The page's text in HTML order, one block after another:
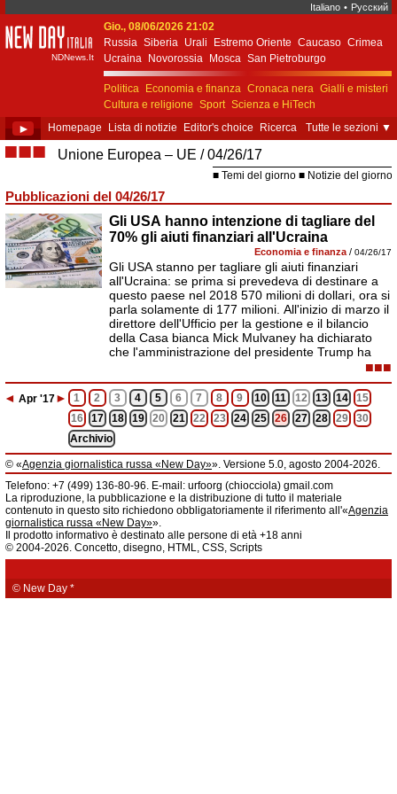
Italiano • Русский
New Day Italia
NDNews.It
Gio., 08/06/2026 21:02
Russia Siberia Urali Estremo Oriente Caucaso Crimea
Ucraina
Novorossia Mosca San Pietroburgo
Ekaterinburgo Kiev Simferopol
Sebastopoli
Politica
Economia e finanza Cronaca nera Gialli e misteri
Cultura e religione Sport Scienza e HiTech
Costume e società
Unione Europea
► Homepage Lista di notizie Editor's choice Ricerca Tutte le sezioni ▼
■■■ Unione Europea – UE 04/26/17
Temi del giorno Notizie del giorno
Pubblicazioni del 04/26/17
Gli USA hanno intenzione di tagliare del
70% gli aiuti finanziari all'Ucraina
Economia e finanza / 04/26/17
Gli USA stanno per tagliare gli aiuti finanziari
all'Ucraina: se prima si prevedeva di destinare a
questo paese nel 2018 570 milioni di dollari, ora si
parla solamente di 177 milioni. All'inizio di marzo il
direttore dell'Ufficio per la gestione e il bilancio
della Casa bianca Mick Mulvaney ha dichiarato
che l'amministrazione del presidente Trump ha
■■■
◄ Apr '17► 1 2 3 4 5 6 7 8 9 10 11 12 13 14
15
16
17 18 19 20 21 22 23 24 25 26 27 28 29
30
Archivio
© «Agenzia giornalistica russa «New Day»». Versione 5.0, agosto 2004-2026.
Informazioni
Agenzia giornalistica russa «New Day» registrata dal Servizio federale di
telecomunicazioni, tecnologie informatiche e mass media della Federazione
Russa. Certificato di registrazione dei mass media: EL № FS 77 - 61044 del 5
marzo 2015.
Fondatore: «New Day» S.r.l., indirizzo di redazione: 620014, città di
Ekaterinburgo, via Radišev, pal.6, scala «А», uff. 1104.
fornisce informazioni.
Telefono: +7 (499) 136-80-96. E-mail: urfoorg (chiocciola) gmail.com
La riproduzione, la pubblicazione e la distribuzione di tutto il materiale
contenuto in questo sito richiedono obbligatoriamente il riferimento all'«Agenzia
giornalistica russa «New Day»».
Il prodotto informativo è destinato alle persone di età +18 anni
© 2004-2026. Concetto, disegno, HTML, CSS, Scripts
© New Day *